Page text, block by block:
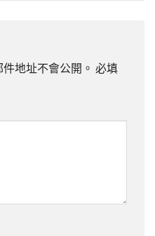
地址不會公開。 必填